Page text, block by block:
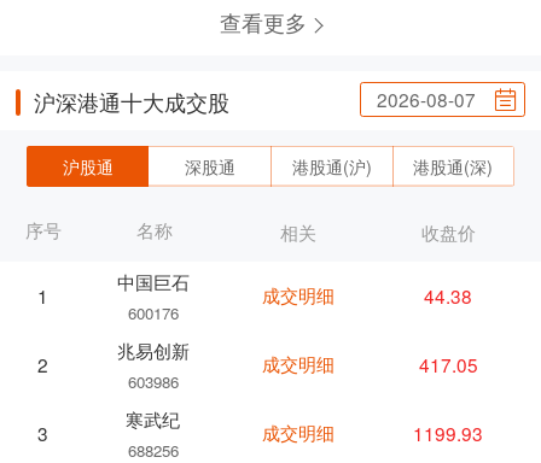
查看更多
沪深港通十大成交股 2026-08-07
沪股通 深股通 港股通(沪) 港股通(深)
序号 名称
1
中国巨石
600176
2
兆易创新
603986
3
寒武纪
688256
相关 收盘价
成交明细 44.38
成交明细 417.05
成交明细 1199.93